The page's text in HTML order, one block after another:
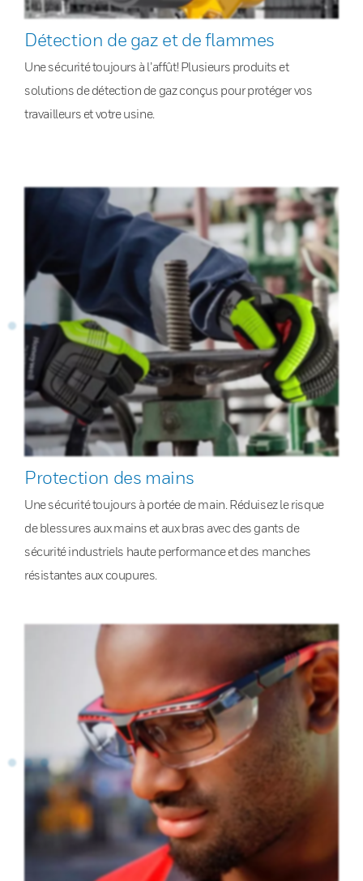
Détection de gaz et de flammes
Une sécurité toujours à l’affût! Plusieurs produits et
solutions de détection de gaz conçus pour protéger vos
travailleurs et votre usine.
Protection des mains
Une sécurité toujours à portée de main. Réduisez le risque
de blessures aux mains et aux bras avec des gants de
sécurité industriels haute performance et des manches
résistantes aux coupures.